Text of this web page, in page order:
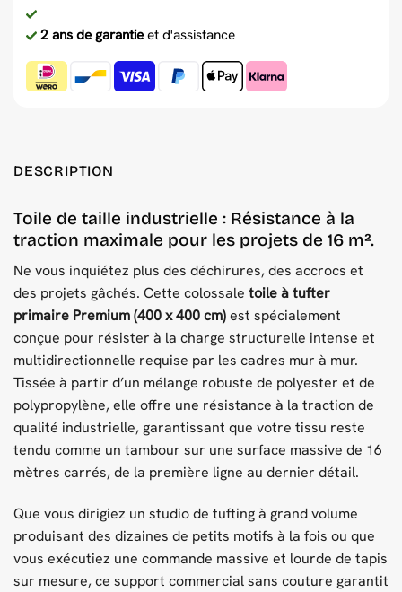
2 ans de garantieet d'assistance
DESCRIPTION
Toile de taille industrielle : Résistance à la
traction maximale pour les projets de 16 m².
Ne vous inquiétez plus des déchirures, des accrocs et
des projets gâchés. Cette colossale toile à tufter
primaire Premium (400 x 400 cm)est spécialement
conçue pour résister à la charge structurelle intense et
multidirectionnelle requise par les cadres mur à mur.
Tissée à partir d’un mélange robuste de polyester et de
polypropylène, elle offre une résistance à la traction de
qualité industrielle, garantissant que votre tissu reste
tendu comme un tambour sur une surface massive de 16
mètres carrés, de la première ligne au dernier détail.
Que vous dirigiez un studio de tufting à grand volume
produisant des dizaines de petits motifs à la fois ou que
vous exécutiez une commande massive et lourde de tapis
sur mesure, ce support commercial sans couture garantit